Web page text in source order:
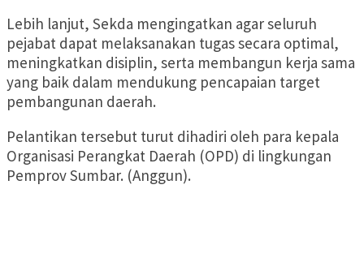
Lebih lanjut, Sekda mengingatkan agar seluruh
pejabat dapat melaksanakan tugas secara optimal,
meningkatkan disiplin, serta membangun kerja sama
yang baik dalam mendukung pencapaian target
pembangunan daerah.
Pelantikan tersebut turut dihadiri oleh para kepala
Organisasi Perangkat Daerah (OPD) di lingkungan
Pemprov Sumbar. (Anggun).